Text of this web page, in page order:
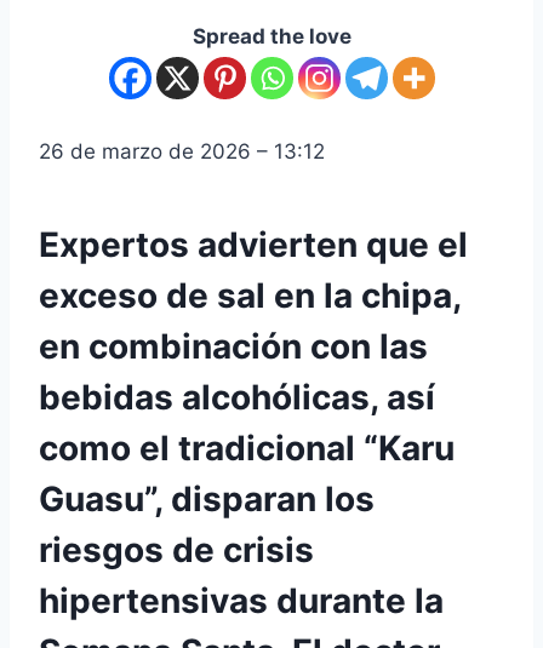
Spread the love
26 de marzo de 2026 – 13:12
Expertos advierten que el
exceso de sal en la chipa,
en combinación con las
bebidas alcohólicas, así
como el tradicional “Karu
Guasu”, disparan los
riesgos de crisis
hipertensivas durante la